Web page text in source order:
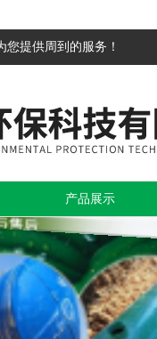
提供周到的服务！
产品展示